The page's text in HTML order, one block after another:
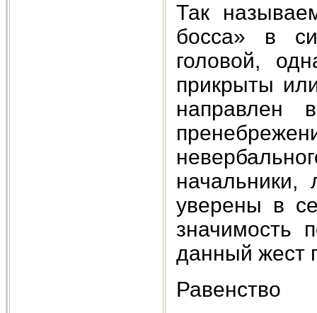
Так
босса» в
головой,
прикрыты
направлен
уверены в
значимость
данный жест
Равенство